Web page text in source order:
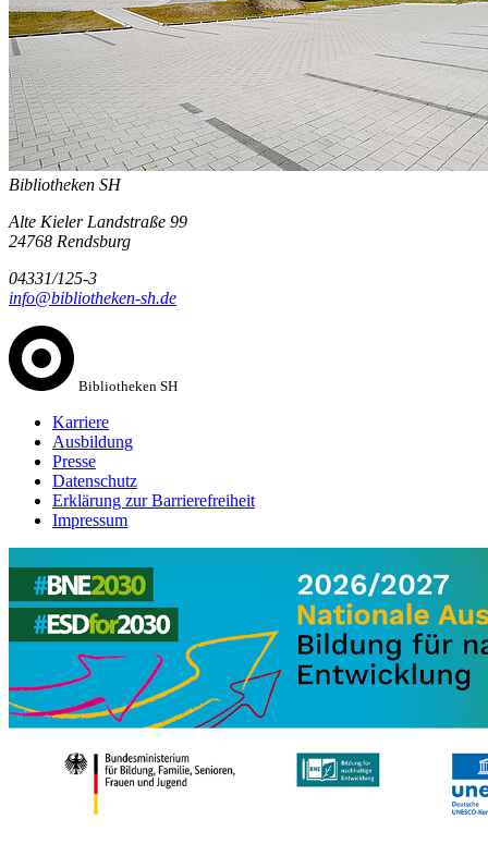
Bibliotheken SH
Alte Kieler Landstraße 99
24768 Rendsburg
04331/125-3
info@bibliotheken-sh.de
Bibliotheken SH
Karriere
Ausbildung
Presse
Datenschutz
Erklärung zur Barrierefreiheit
Impressum